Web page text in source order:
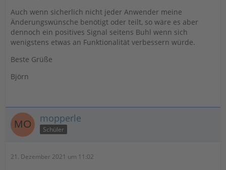
Auch wenn sicherlich nicht jeder Anwender meine
Änderungswünsche benötigt oder teilt, so wäre es aber
dennoch ein positives Signal seitens Buhl wenn sich
wenigstens etwas an Funktionalität verbessern würde.
Beste Grüße
Björn
mopperle
Schüler
21. Dezember 2021 um 11:02